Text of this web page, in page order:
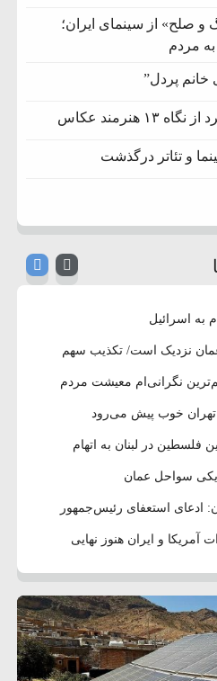
صلح» از سینمای ایران؛
مردم
خانم پردل”
هنرمند عکاس
و تئاتر درگذشت
به اسرائیل
نزدیک است/ تکذیب سهم
نگرانی‌ام معیشت مردم
تهران خوب پیش می‌رود
فلسطین در لبنان به اتهام
سواحل عمان
ادعای استعفای رئیس‌جمهور
است
آمریکا و ایران هنوز نهایی
جنگی ما آماده حمله
حمله به ایران
عربستانی درباره
گسترده‌ای برای پاسخ به